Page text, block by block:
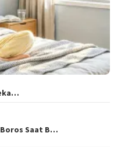
Saat B…